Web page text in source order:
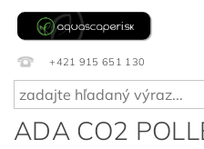
+421 915 651 130
ADA CO2